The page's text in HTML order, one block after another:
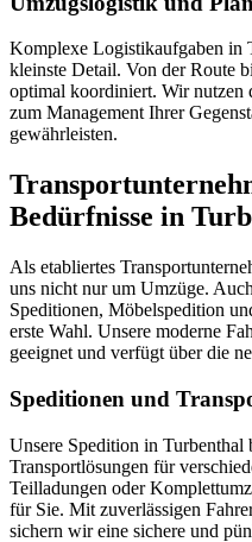
Komplexe Logistikaufgaben in
kleinste Detail. Von der Route
optimal koordiniert. Wir nutzen
zum Management Ihrer
gewährleisten.
Bedürfnisse in
Als etabliertes
uns nicht nur um Umzüge.
Speditionen, Möbelspedition
erste Wahl. Unsere moderne
geeignet und verfügt über die
Speditionen und
Unsere Spedition in Turbenthal
Transportlösungen für
Teilladungen oder
für Sie. Mit zuverlässigen
sichern wir eine sichere und